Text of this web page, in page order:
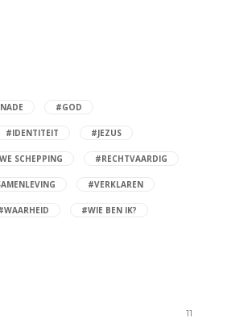
#GOD
#IDENTITEIT #JEZUS
SCHEPPING #RECHTVAARDIG
#VERKLAREN
#WIE BEN IK?
11